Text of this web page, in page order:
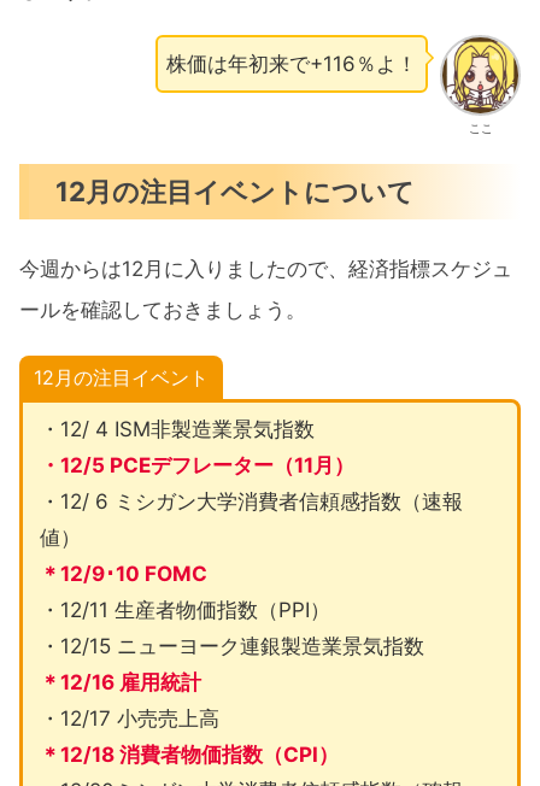
ここ
株価は年初来で+116％よ！
12月の注目イベントについて
今週からは12月に入りましたので、経済指標スケジュ
ールを確認しておきましょう。
12月の注目イベント
・12/ 4 ISM非製造業景気指数
・12/5 PCEデフレーター（11月）
・12/ 6 ミシガン大学消費者信頼感指数（速報
値）
＊12/9･10 FOMC
・12/11 生産者物価指数（PPI）
・12/15 ニューヨーク連銀製造業景気指数
＊12/16 雇用統計
・12/17 小売売上高
＊12/18 消費者物価指数（CPI）